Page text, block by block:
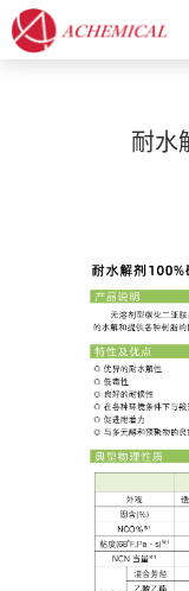
耐水